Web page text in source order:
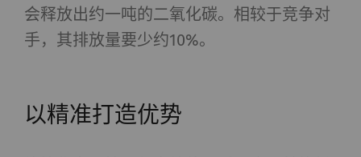
会释放出约一吨的二氧化碳。相较于竞争对
手，其排放量要少约10%。
以精准打造优势